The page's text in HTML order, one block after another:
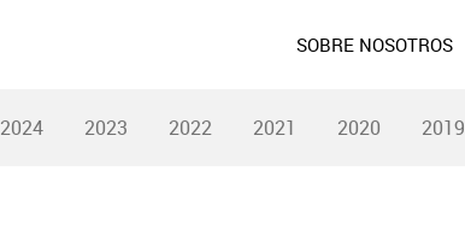
SOBRE NOSOTROS
2024 2023 2022 2021 2020 2019